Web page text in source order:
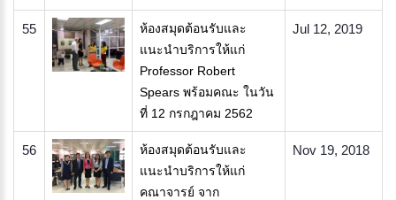
55
ห้องสมุดต้อนรับและ
แนะนำบริการให้แก่
Professor Robert
Spears พร้อมคณะ ในวัน
ที่ 12 กรกฎาคม 2562
Jul 12, 2019
56
ห้องสมุดต้อนรับและ
แนะนำบริการให้แก่
คณาจารย์ จาก
Nov 19, 2018